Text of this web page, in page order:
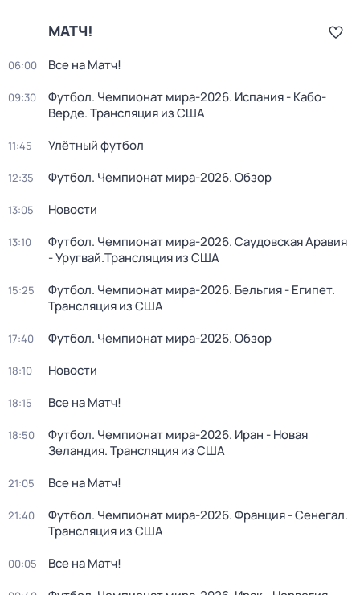
МАТЧ!
06:00 Все на Матч!
09:30
Футбол. Чемпионат мира-2026. Испания - Кабо-
Верде. Трансляция из США
11:45 Улётный футбол
12:35 Футбол. Чемпионат мира-2026. Обзор
13:05 Новости
13:10
Футбол. Чемпионат мира-2026. Саудовская Аравия
- Уругвай.Трансляция из США
15:25
Футбол. Чемпионат мира-2026. Бельгия - Египет.
Трансляция из США
17:40 Футбол. Чемпионат мира-2026. Обзор
18:10 Новости
18:15 Все на Матч!
18:50
Футбол. Чемпионат мира-2026. Иран - Новая
Зеландия. Трансляция из США
21:05 Все на Матч!
21:40
Футбол. Чемпионат мира-2026. Франция - Сенегал.
Трансляция из США
00:05 Все на Матч!